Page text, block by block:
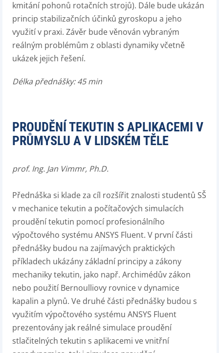
kmitání pohonů rotačních strojů). Dále bude ukázán
princip stabilizačních účinků gyroskopu a jeho
využití v praxi. Závěr bude věnován vybraným
reálným problémům z oblasti dynamiky včetně
ukázek jejich řešení.
Délka přednášky: 45 min
PROUDĚNÍ TEKUTIN S APLIKACEMI V
PRŮMYSLU A V LIDSKÉM TĚLE
prof. Ing. Jan Vimmr, Ph.D.
Přednáška si klade za cíl rozšířit znalosti studentů SŠ
v mechanice tekutin a počítačových simulacích
proudění tekutin pomocí profesionálního
výpočtového systému ANSYS Fluent. V první části
přednášky budou na zajímavých praktických
příkladech ukázány základní principy a zákony
mechaniky tekutin, jako např. Archimédův zákon
nebo použití Bernoulliovy rovnice v dynamice
kapalin a plynů. Ve druhé části přednášky budou s
využitím výpočtového systému ANSYS Fluent
prezentovány jak reálné simulace proudění
stlačitelných tekutin s aplikacemi ve vnitřní